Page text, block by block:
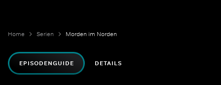
Home Serien Morden im Norden
EPISODENGUIDE DETAILS